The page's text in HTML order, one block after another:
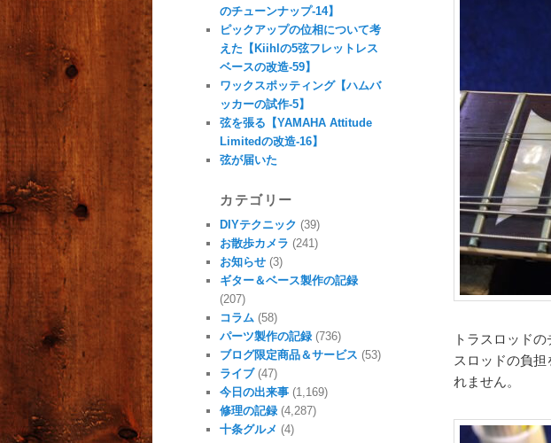
トラスロッド
スロッドの負
れません。
のチューンナップ-14】
ピックアップの位相について考
えた【Kiihlの5弦フレットレス
ベースの改造-59】
ワックスポッティング【ハムバ
ッカーの試作-5】
弦を張る【YAMAHA Attitude
Limitedの改造-16】
弦が届いた
カテゴリー
DIYテクニック (39)
お散歩カメラ (241)
お知らせ (3)
ギター＆ベース製作の記録
(207)
コラム (58)
パーツ製作の記録 (736)
ブログ限定商品＆サービス (53)
ライブ(47)
今日の出来事 (1,169)
修理の記録 (4,287)
十条グルメ (4)